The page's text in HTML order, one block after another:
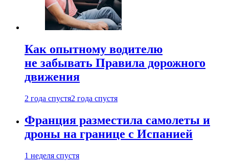
Как опытному водителю
не забывать Правила дорожного
движения
2 года спустя2 года спустя
Франция разместила самолеты и
дроны на границе с Испанией
1 неделя спустя